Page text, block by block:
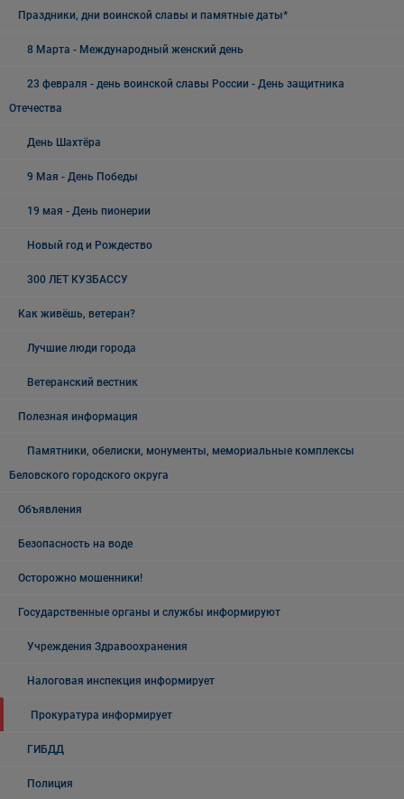
Праздники, дни воинской славы и памятные даты*
8 Марта - Международный женский день
23 февраля - день воинской славы России - День защитника
Отечества
День Шахтёра
9 Мая - День Победы
19 мая - День пионерии
Новый год и Рождество
300 ЛЕТ КУЗБАССУ
Как живёшь, ветеран?
Лучшие люди города
Ветеранский вестник
Полезная информация
Памятники, обелиски, монументы, мемориальные комплексы
Беловского городского округа
Объявления
Безопасность на воде
Осторожно мошенники!
Государственные органы и службы информируют
Учреждения Здравоохранения
Налоговая инспекция информирует
Прокуратура информирует
ГИБДД
Полиция